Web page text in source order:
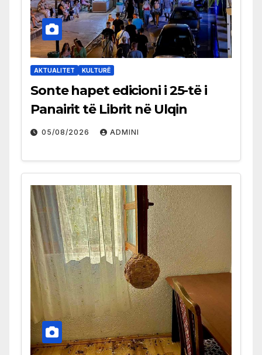
AKTUALITET KULTURË
Sonte hapet edicioni i 25-të i
Panairit të Librit në Ulqin
05/08/2026 ADMINI